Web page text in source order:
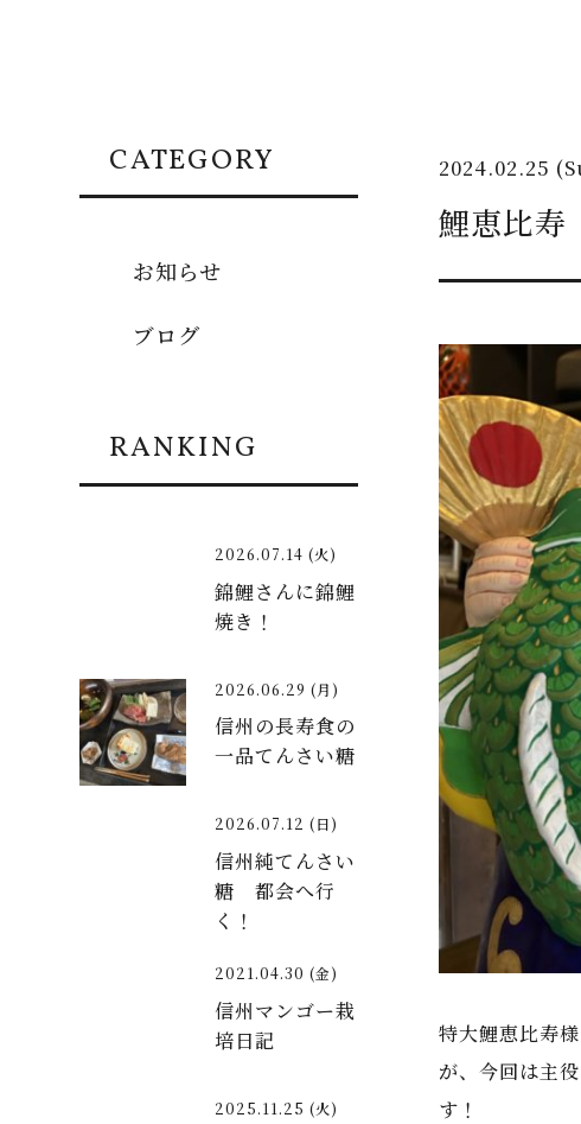
2024.02.25
鯉恵比寿
特大鯉恵比寿
が、今回は主
す！
CATEGORY
お知らせ
ブログ
RANKING
2026.07.14 (火)
錦鯉さんに錦鯉
焼き！
2026.06.29 (月)
信州の長寿食の
一品てんさい糖
2026.07.12 (日)
信州純てんさい
糖 都会へ行
く！
2021.04.30 (金)
信州マンゴー栽
培日記
2025.11.25 (火)